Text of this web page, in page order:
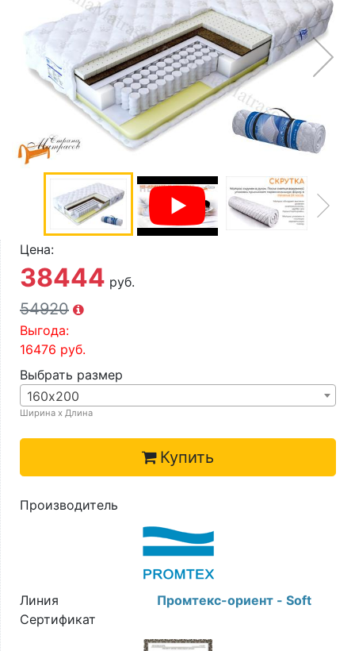
Доставка по городу
Цена:
38444 руб.
54920
Выгода:
16476 руб.
Выбрать размер
160х200
Ширина х Длина
Купить
Производитель
Линия
Промтекс-ориент - Soft
Сертификат